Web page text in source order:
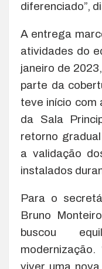
diferenciado”,
A entrega
atividades do
janeiro de
parte da
teve início com
da Sala
retorno
a validação
instalados
Para o
Bruno
buscou
viver uma